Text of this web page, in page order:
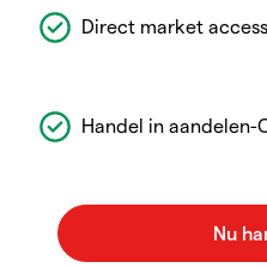
Direct market
Handel in aandelen-